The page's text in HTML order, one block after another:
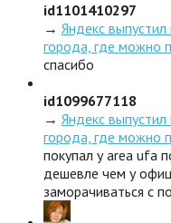
id1101410297
→ Яндекс
города, где можно
спасибо
id1099677118
→ Яндекс
города, где можно
покупал у area ufa
дешевле чем у
заморачиваться с